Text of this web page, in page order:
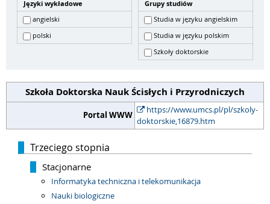
Języki wykładowe
angielski
polski
Grupy studiów
Studia w języku angielskim
Studia w języku polskim
Szkoły doktorskie
Szkoła Doktorska Nauk Ścisłych i Przyrodniczych
Portal WWW
https://www.umcs.pl/pl/szkoly-
doktorskie,16879.htm
Trzeciego stopnia
Stacjonarne
Informatyka techniczna i telekomunikacja
Nauki biologiczne